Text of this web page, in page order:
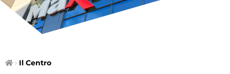
› Il Centro